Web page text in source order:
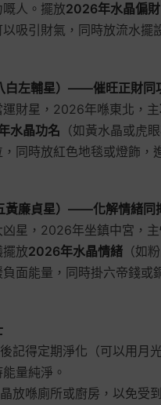
人。擺放2026年水晶偏財
吸引財氣，同時放流水擺
白左輔星）——催旺正財同
運財星，2026年喺東北，主
水晶功名 （如黃水晶或虎
同時放紅色地毯或燈飾，
黃廉貞星）——化解情緒同
凶星，2026年坐鎮中宮，主
放2026年水晶情緒 （如
面能量，同時掛六帝錢或
記得定期淨化（可以用月
量純淨。
放喺廁所或廚房，以免受